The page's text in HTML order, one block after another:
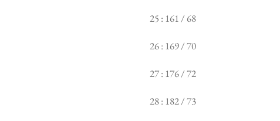
25 : 161 / 68
26 : 169 / 70
27 : 176 / 72
28 : 182 / 73